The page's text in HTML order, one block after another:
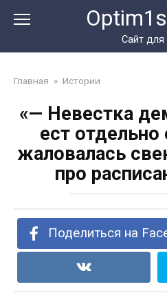
Сайт для
Главная » Истории
«— Невестка
ест
жаловалась
про
Поделиться на